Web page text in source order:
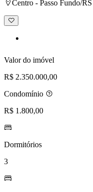
Centro - Passo Fundo/RS
Adicionar
à
Valor do imóvel
R$ 2.350.000,00
Condomínio
R$ 1.800,00
Dormitórios
3